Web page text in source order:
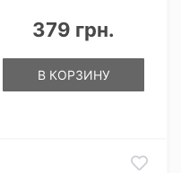
379 грн.
В КОРЗИНУ